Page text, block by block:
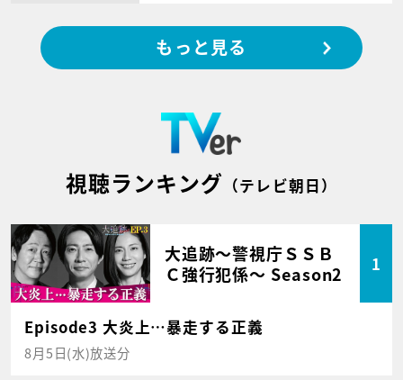
もっと見る
視聴ランキング （テレビ朝日）
大追跡～警視庁ＳＳＢ
Ｃ強行犯係～ Season2
1
Episode3 大炎上…暴走する正義
8月5日(水)放送分